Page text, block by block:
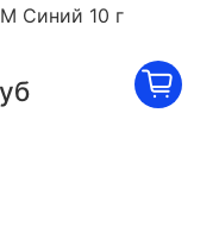
Синий 10 г